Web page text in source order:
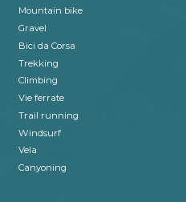
Mountain bike
Gravel
Bici da Corsa
Trekking
Climbing
Vie ferrate
Trail running
Windsurf
Vela
Canyoning